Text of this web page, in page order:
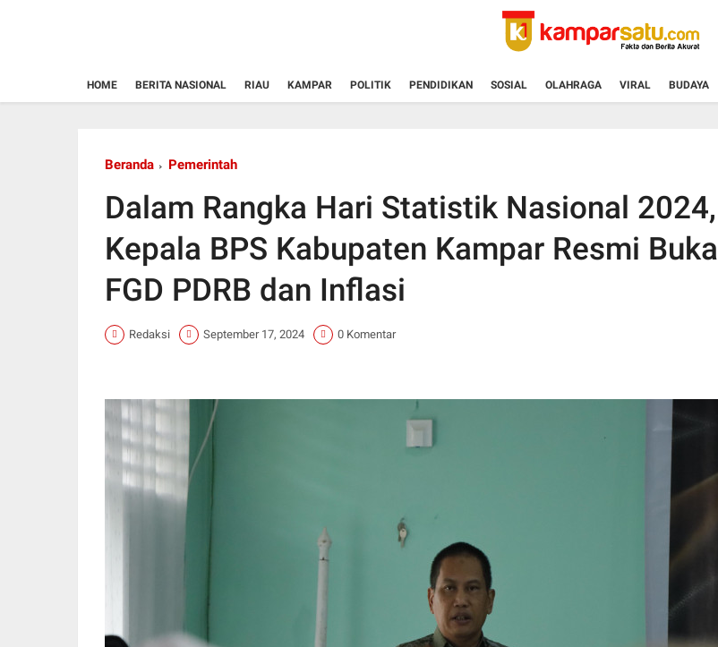
HOME BERITA NASIONAL RIAU KAMPAR POLITIK PENDIDIKAN SOSIAL OLAHRAGA VIRAL BUDAYA
Beranda Pemerintah
Dalam Rangka Hari Statistik Nasional 2024,
Kepala BPS Kabupaten Kampar Resmi Buka
FGD PDRB dan Inflasi
Redaksi September 17, 2024 0 Komentar